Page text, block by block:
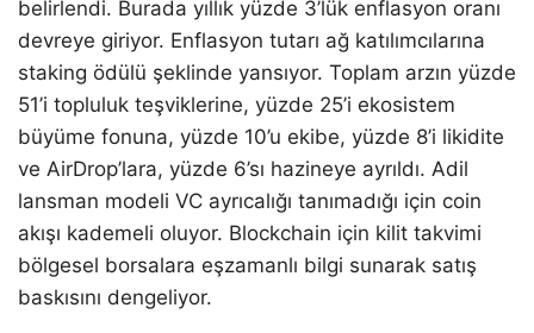
belirlendi. Burada yıllık yüzde 3’lük enflasyon oranı
devreye giriyor. Enflasyon tutarı ağ katılımcılarına
staking ödülü şeklinde yansıyor. Toplam arzın yüzde
51’i topluluk teşviklerine, yüzde 25’i ekosistem
büyüme fonuna, yüzde 10’u ekibe, yüzde 8’i likidite
ve AirDrop’lara, yüzde 6’sı hazineye ayrıldı. Adil
lansman modeli VC ayrıcalığı tanımadığı için coin
akışı kademeli oluyor. Blockchain için kilit takvimi
bölgesel borsalara eşzamanlı bilgi sunarak satış
baskısını dengeliyor.